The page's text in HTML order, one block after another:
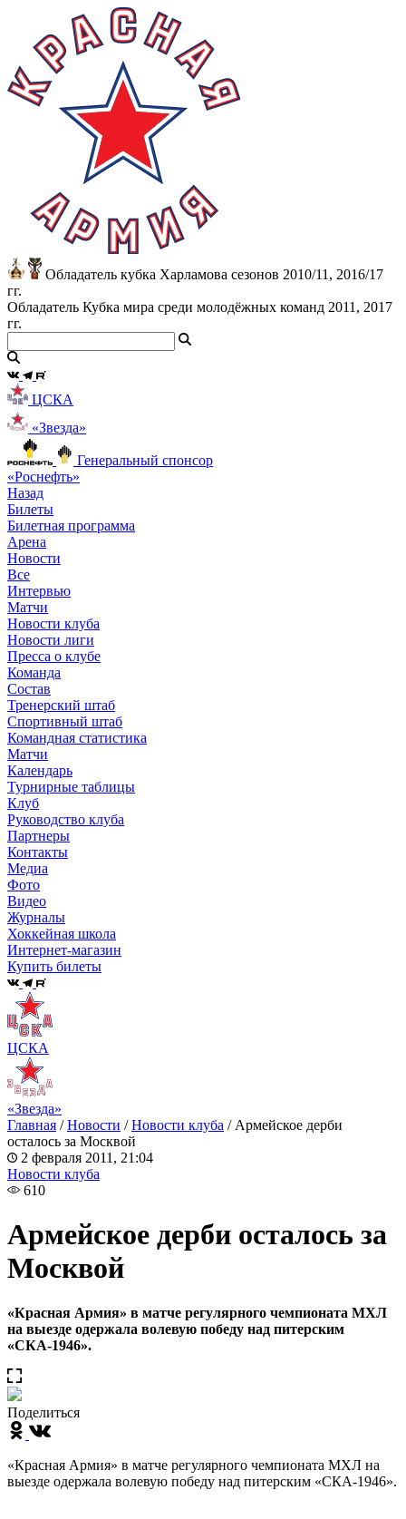
Обладатель кубка Харламова сезонов 2010/11, 2016/17
гг.
Обладатель Кубка мира среди молодёжных команд 2011, 2017
гг.
ЦСКА
«Звезда»
Генеральный спонсор
«Роснефть»
Назад
Билеты
Билетная программа
Арена
Новости
Все
Интервью
Матчи
Новости клуба
Новости лиги
Пресса о клубе
Команда
Состав
Тренерский штаб
Спортивный штаб
Командная статистика
Матчи
Календарь
Турнирные таблицы
Клуб
Руководство клуба
Партнеры
Контакты
Медиа
Фото
Видео
Журналы
Хоккейная школа
Интернет-магазин
Купить билеты
ЦСКА
«Звезда»
Главная /Новости /Новости клуба / Армейское дерби
осталось за Москвой
2 февраля 2011, 21:04
Новости клуба
610
Армейское дерби осталось за
Москвой
«Красная Армия» в матче регулярного чемпионата МХЛ
на выезде одержала волевую победу над питерским
«СКА-1946».
Поделиться
«Красная Армия» в матче регулярного чемпионата МХЛ на
выезде одержала волевую победу над питерским «СКА-1946».